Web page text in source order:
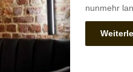
nunmehr